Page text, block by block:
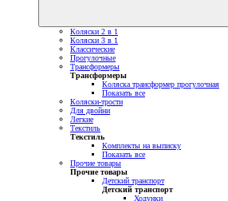
Коляски 2 в 1
Коляски 3 в 1
Классические
Прогулочные
Трансформеры
Трансформеры
Коляска трансформер прогулочная
Показать все
Коляски-трости
Для двойни
Легкие
Текстиль
Текстиль
Комплекты на выписку
Показать все
Прочие товары
Прочие товары
Детский транспорт
Детский транспорт
Ходунки